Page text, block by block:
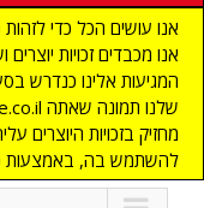
אנו עושים הכל כדי
אנו מכבדים זכויות
מחזיק בזכויות היוצרים
להשתמש בה, באמצעות